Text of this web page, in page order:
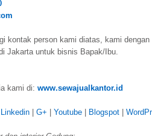
kontak person kami diatas, kami
Jakarta untuk bisnis Bapak/Ibu.
kami di: www.sewajualkantor.id
Linkedin G+ Youtube Blogspot